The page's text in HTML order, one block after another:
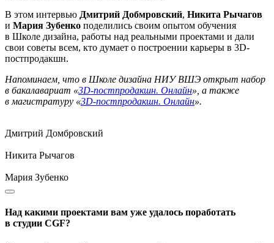
В этом интервью Дмитрий Добмровский, Никита Рычагов
и Мария Зубенко поделились своим опытом обучения
в Школе дизайна, работы над реальными проектами и дали
свои советы всем, кто думает о построении карьеры в 3D-
постпродакшн.
Напоминаем, что в Школе дизайна НИУ ВШЭ открыт набор
в бакалавариат «3D-постпродакшн. Онлайн», а также
в магистратуру «3D-постпродакшн. Онлайн».
Дмитрий Домбровский
Никита Рычагов
Мария Зубенко
Над какими проектами вам уже удалось поработать
в студии CGF?